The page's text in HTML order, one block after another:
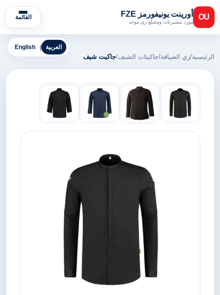
OU أورينت يونيفورمز FZE
مورد تيشيرتات ومصنّع زي موحد
القائمة
English العربية
الرئيسية/زي الضيافة/جاكيتات الشيف/جاكيت شيف